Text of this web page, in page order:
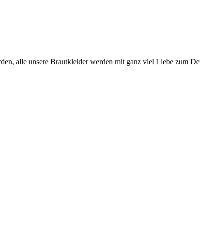
alle unsere Brautkleider werden mit ganz viel Liebe zum